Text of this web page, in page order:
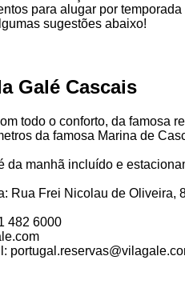
para alugar por
sugestões abaixo!
Galé Cascais
todo o conforto, da famosa
da famosa Marina de
da manhã incluído e
Rua Frei Nicolau de Oliveira,
482 6000